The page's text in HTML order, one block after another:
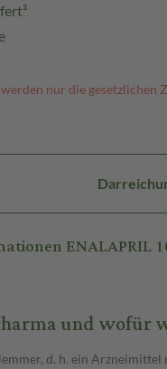
nur die gesetzlichen
ENALAPRIL
und wofür
d. h. ein